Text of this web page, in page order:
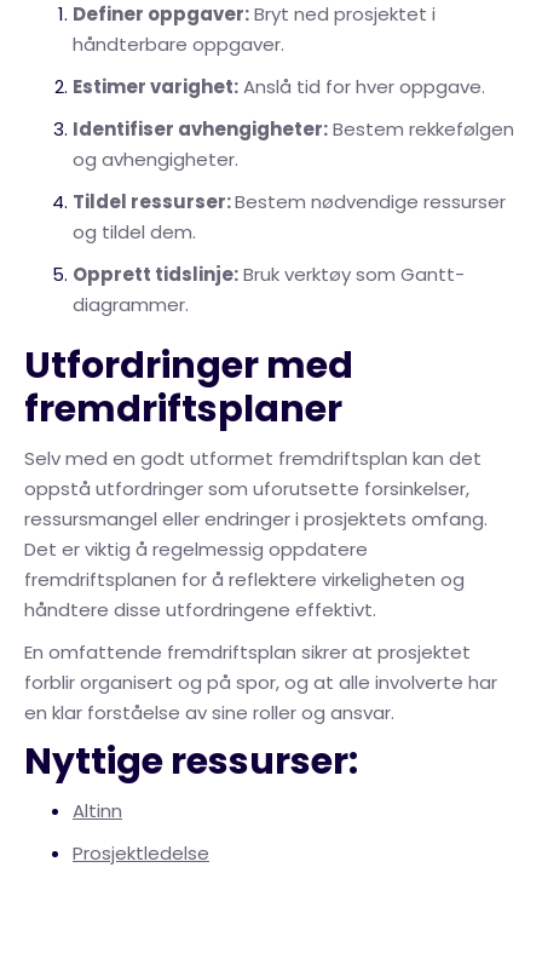
Definer oppgaver:Bryt ned prosjektet i
håndterbare oppgaver.
Estimer varighet:Anslå tid for hver oppgave.
Identifiser avhengigheter:Bestem rekkefølgen
og avhengigheter.
Tildel ressurser:Bestem nødvendige ressurser
og tildel dem.
Opprett tidslinje:Bruk verktøy som Gantt-
diagrammer.
Utfordringer med
fremdriftsplaner
Selv med en godt utformet fremdriftsplan kan det
oppstå utfordringer som uforutsette forsinkelser,
ressursmangel eller endringer i prosjektets omfang.
Det er viktig å regelmessig oppdatere
fremdriftsplanen for å reflektere virkeligheten og
håndtere disse utfordringene effektivt.
En omfattende fremdriftsplan sikrer at prosjektet
forblir organisert og på spor, og at alle involverte har
en klar forståelse av sine roller og ansvar.
Nyttige ressurser:
Altinn
Prosjektledelse